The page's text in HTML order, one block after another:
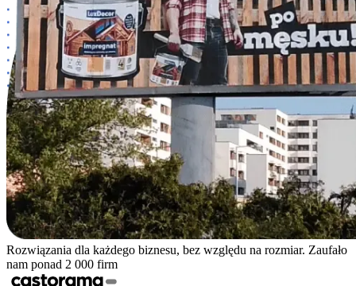
Rozwiązania dla każdego biznesu, bez względu na rozmiar. Zaufało
nam ponad 2 000 firm